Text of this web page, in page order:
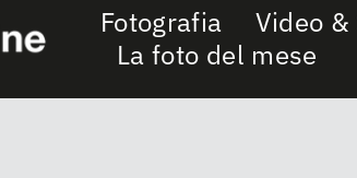
Fotografia Video
La foto del mese